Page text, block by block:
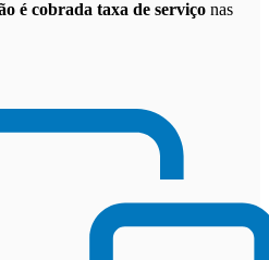
é cobrada taxa de serviço nas